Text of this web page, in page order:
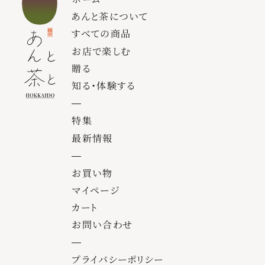
あんと茶について
すべての商品
お店で楽しむ
贈る
知る・体験する
特集
最新情報
お買い物
マイページ
カート
お問い合わせ
プライバシーポリシー